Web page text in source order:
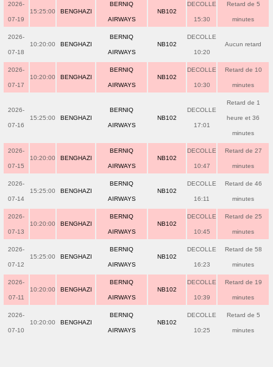
2026-
07-19
15:25:00 BENGHAZI
BERNIQ
AIRWAYS
NB102
DECOLLE
15:30
Retard de 5
minutes
2026-
07-18
10:20:00 BENGHAZI
BERNIQ
AIRWAYS
NB102
DECOLLE
10:20
Aucun retard
2026-
07-17
10:20:00 BENGHAZI
BERNIQ
AIRWAYS
NB102
DECOLLE
10:30
Retard de 10
minutes
2026-
07-16
15:25:00 BENGHAZI
BERNIQ
AIRWAYS
NB102
DECOLLE
17:01
Retard de 1
heure et 36
minutes
2026-
07-15
10:20:00 BENGHAZI
BERNIQ
AIRWAYS
NB102
DECOLLE
10:47
Retard de 27
minutes
2026-
07-14
15:25:00 BENGHAZI
BERNIQ
AIRWAYS
NB102
DECOLLE
16:11
Retard de 46
minutes
2026-
07-13
10:20:00 BENGHAZI
BERNIQ
AIRWAYS
NB102
DECOLLE
10:45
Retard de 25
minutes
2026-
07-12
15:25:00 BENGHAZI
BERNIQ
AIRWAYS
NB102
DECOLLE
16:23
Retard de 58
minutes
2026-
07-11
10:20:00 BENGHAZI
BERNIQ
AIRWAYS
NB102
DECOLLE
10:39
Retard de 19
minutes
2026-
07-10
10:20:00 BENGHAZI
BERNIQ
AIRWAYS
NB102
DECOLLE
10:25
Retard de 5
minutes